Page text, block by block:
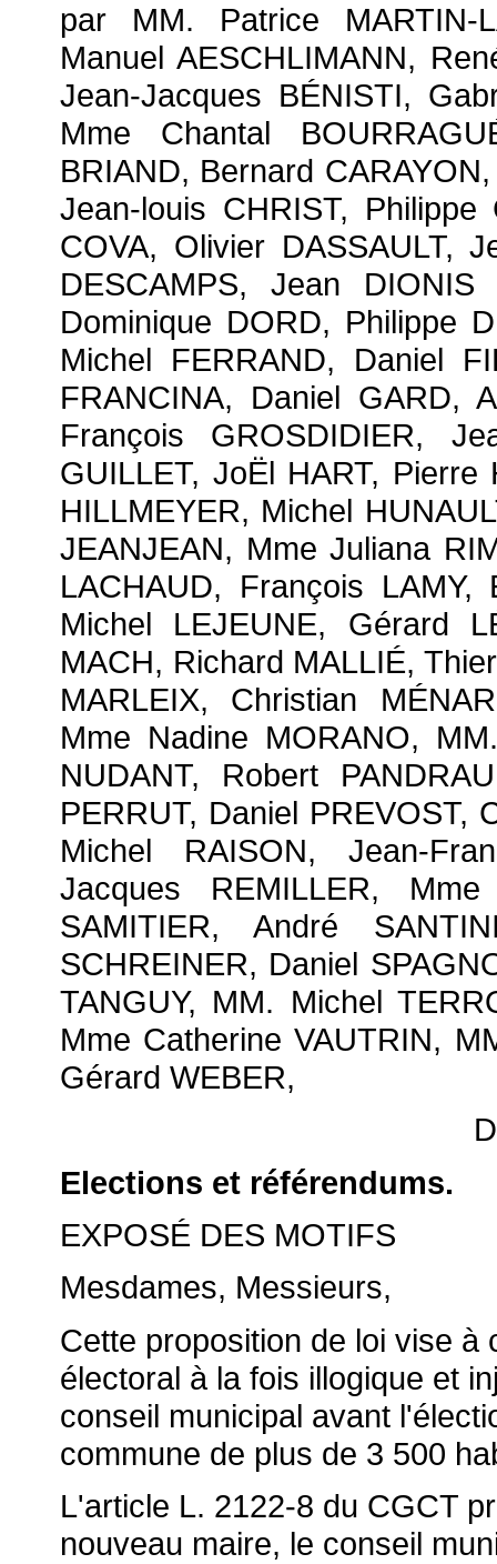
par MM. Patrice MARTIN-
Manuel AESCHLIMANN,
Jean-Jacques BÉNISTI,
Mme Chantal
BRIAND, Bernard
Jean-louis CHRIST,
COVA, Olivier DASSAULT,
DESCAMPS, Jean
Dominique DORD, Philippe
Michel FERRAND, Daniel
FRANCINA, Daniel GARD,
François GROSDIDIER,
GUILLET, JoËl HART,
HILLMEYER, Michel
JEANJEAN, Mme Juliana
LACHAUD, François
Michel LEJEUNE, Gérard
MACH, Richard MALLIÉ,
MARLEIX, Christian
Mme Nadine MORANO,
NUDANT, Robert
PERRUT, Daniel PREVOST,
Michel RAISON, Jean-
Jacques REMILLER,
SAMITIER, André
SCHREINER, Daniel
TANGUY, MM. Michel
Mme Catherine VAUTRIN,
Gérard WEBER,
Elections et référendums.
EXPOSÉ DES MOTIFS
Mesdames, Messieurs,
Cette proposition de loi vise
électoral à la fois illogique et
conseil municipal avant
commune de plus de 3 500
L'article L. 2122-8 du CGCT
nouveau maire, le conseil